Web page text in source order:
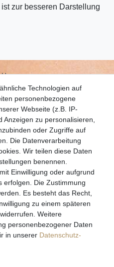
zur besseren Darstellung
Technologien auf
personenbezogene
Webseite (z.B. IP-
zu personalisieren,
oder Zugriffe auf
Die Datenverarbeitung
Wir teilen diese Daten
benennen.
Einwilligung oder aufgrund
erfolgen. Die Zustimmung
Es besteht das Recht,
zu einem späteren
Weitere
personenbezogener Daten
in unserer Daten­schutz­
Uhr und 13.30 bis 17.30 Uhr
Impressum
AGB